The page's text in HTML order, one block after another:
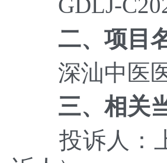
二、项目
深汕中医医
三、相关
投诉人：上